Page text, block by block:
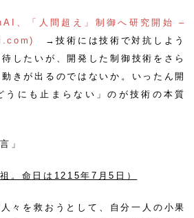
、「人間超え」制御へ研究開始 –
→技術には技術で対抗しよう
したいが、開発した制御技術をさら
きが出るのではないか。いったん開
うにも止まらない」のが技術の本質
」
。命日は1215年7月5日）
々を救おうとして、自分一人の小果